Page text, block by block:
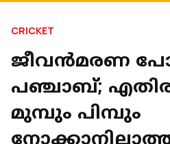
CRICKET
ജീവൻമരണ
പഞ്ചാബ്;
മുമ്പും പിമ്പും